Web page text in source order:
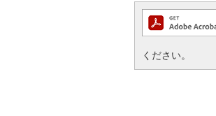
ください。